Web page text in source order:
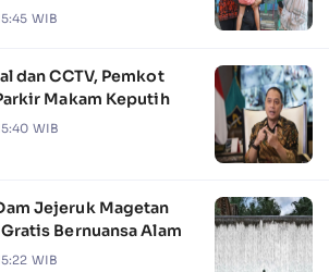
WIB
dan CCTV, Pemkot
Makam Keputih
WIB
Jejeruk Magetan
Bernuansa Alam
WIB